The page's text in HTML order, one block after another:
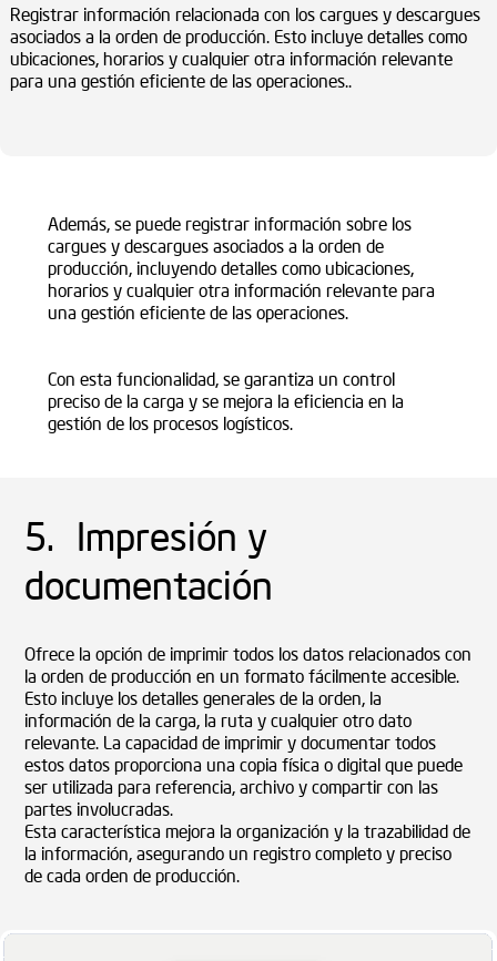
Registrar información relacionada con los cargues y descargues
asociados a la orden de producción. Esto incluye detalles como
ubicaciones, horarios y cualquier otra información relevante
para una gestión eficiente de las operaciones..
Además, se puede registrar información sobre los
cargues y descargues asociados a la orden de
producción, incluyendo detalles como ubicaciones,
horarios y cualquier otra información relevante para
una gestión eficiente de las operaciones.
Con esta funcionalidad, se garantiza un control
preciso de la carga y se mejora la eficiencia en la
gestión de los procesos logísticos.
5. Impresión y
documentación
Ofrece la opción de imprimir todos los datos relacionados con
la orden de producción en un formato fácilmente accesible.
Esto incluye los detalles generales de la orden, la
información de la carga, la ruta y cualquier otro dato
relevante. La capacidad de imprimir y documentar todos
estos datos proporciona una copia física o digital que puede
ser utilizada para referencia, archivo y compartir con las
partes involucradas.
Esta característica mejora la organización y la trazabilidad de
la información, asegurando un registro completo y preciso
de cada orden de producción.